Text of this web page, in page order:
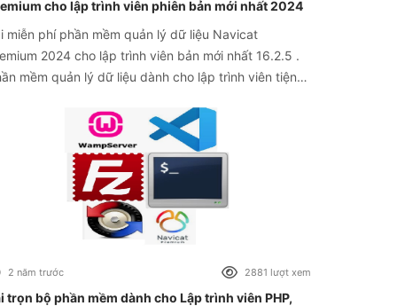
cho lập trình viên phiên bản mới nhất 2024
miễn phí phần mềm quản lý dữ liệu Navicat
cho lập trình viên bản mới nhất 16.2.5 .
mềm quản lý dữ liệu dành cho lập trình viên tiện
kèm theo ở file
2 năm trước 2881 lượt xem
trọn bộ phần mềm dành cho Lập trình viên PHP,